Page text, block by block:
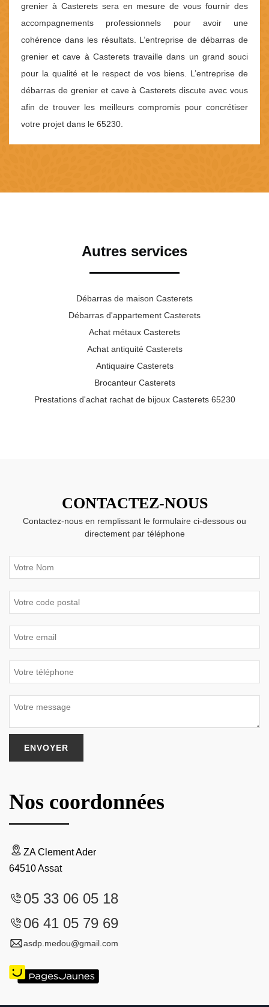
grenier à Casterets sera en mesure de vous fournir des
accompagnements professionnels pour avoir une
cohérence dans les résultats. L’entreprise de débarras de
grenier et cave à Casterets travaille dans un grand souci
pour la qualité et le respect de vos biens. L’entreprise de
débarras de grenier et cave à Casterets discute avec vous
afin de trouver les meilleurs compromis pour concrétiser
votre projet dans le 65230.
Autres services
Débarras de maison Casterets
Débarras d'appartement Casterets
Achat métaux Casterets
Achat antiquité Casterets
Antiquaire Casterets
Brocanteur Casterets
Prestations d'achat rachat de bijoux Casterets 65230
CONTACTEZ-NOUS
Contactez-nous en remplissant le formulaire ci-dessous ou
directement par téléphone
Nos coordonnées
ZA Clement Ader
64510 Assat
05 33 06 05 18
06 41 05 79 69
asdp.medou@gmail.com